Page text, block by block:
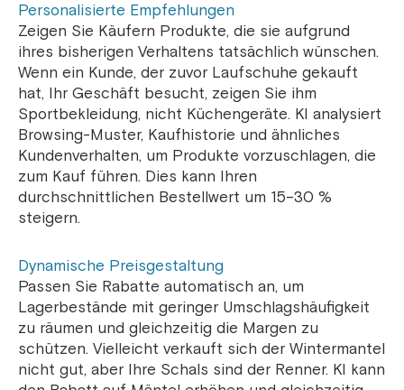
Personalisierte Empfehlungen
Zeigen Sie Käufern Produkte, die sie aufgrund
ihres bisherigen Verhaltens tatsächlich wünschen.
Wenn ein Kunde, der zuvor Laufschuhe gekauft
hat, Ihr Geschäft besucht, zeigen Sie ihm
Sportbekleidung, nicht Küchengeräte. KI analysiert
Browsing-Muster, Kaufhistorie und ähnliches
Kundenverhalten, um Produkte vorzuschlagen, die
zum Kauf führen. Dies kann Ihren
durchschnittlichen Bestellwert um 15–30 %
steigern.
Dynamische Preisgestaltung
Passen Sie Rabatte automatisch an, um
Lagerbestände mit geringer Umschlagshäufigkeit
zu räumen und gleichzeitig die Margen zu
schützen. Vielleicht verkauft sich der Wintermantel
nicht gut, aber Ihre Schals sind der Renner. KI kann